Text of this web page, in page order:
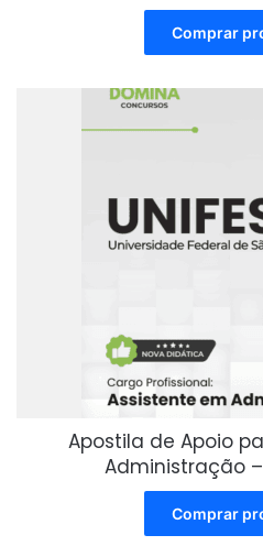
Comprar
Apostila de Apoio
Administração –
Comprar